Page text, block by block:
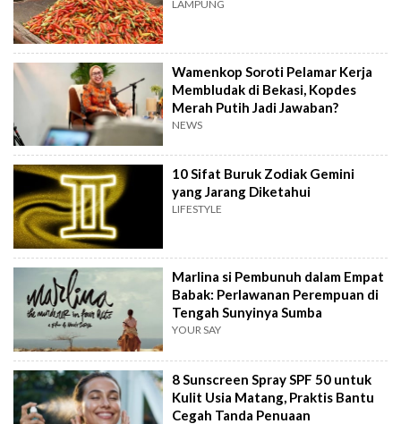
LAMPUNG
Wamenkop Soroti Pelamar Kerja
Membludak di Bekasi, Kopdes
Merah Putih Jadi Jawaban?
NEWS
10 Sifat Buruk Zodiak Gemini
yang Jarang Diketahui
LIFESTYLE
Marlina si Pembunuh dalam Empat
Babak: Perlawanan Perempuan di
Tengah Sunyinya Sumba
YOUR SAY
8 Sunscreen Spray SPF 50 untuk
Kulit Usia Matang, Praktis Bantu
Cegah Tanda Penuaan